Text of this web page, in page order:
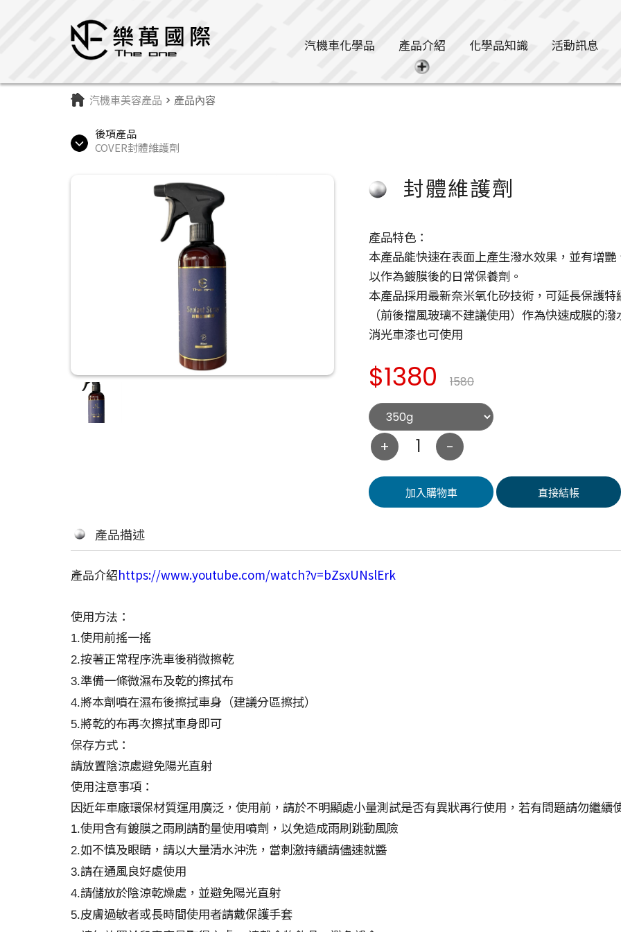
汽機車化學品 產品介紹 化學品知識 活動訊息
汽機車美容產品 > 產品內容
後項產品
COVER封體維護劑
封體維護劑
產品特色：
本產品能快速在表面上產生潑水效果，並有增
以作為鍍膜後的日常保養劑。
本產品採用最新奈米氧化矽技術，可延長保護特
（前後擋風玻璃不建議使用）作為快速成膜的
消光車漆也可使用
$1380 1580
+ -
加入購物車 直接結帳
產品描述
產品介紹https://www.youtube.com/watch?v=bZsxUNslErk
使用方法：
1.使用前搖一搖
2.按著正常程序洗車後稍微擦乾
3.準備一條微濕布及乾的擦拭布
4.將本劑噴在濕布後擦拭車身（建議分區擦拭）
5.將乾的布再次擦拭車身即可
保存方式：
請放置陰涼處避免陽光直射
使用注意事項：
因近年車廠環保材質運用廣泛，使用前，請於不明顯處小量測試是否有異狀再行使用，若有問題請勿繼續
1.使用含有鍍膜之雨刷請酌量使用噴劑，以免造成雨刷跳動風險
2.如不慎及眼睛，請以大量清水沖洗，當刺激持續請儘速就醬
3.請在通風良好處使用
4.請儲放於陰涼乾燥處，並避免陽光直射
5.皮膚過敏者或長時間使用者請戴保護手套